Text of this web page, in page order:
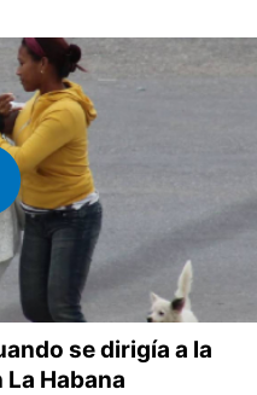
se dirigía a la
Habana